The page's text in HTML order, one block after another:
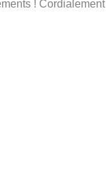
! Cordialement